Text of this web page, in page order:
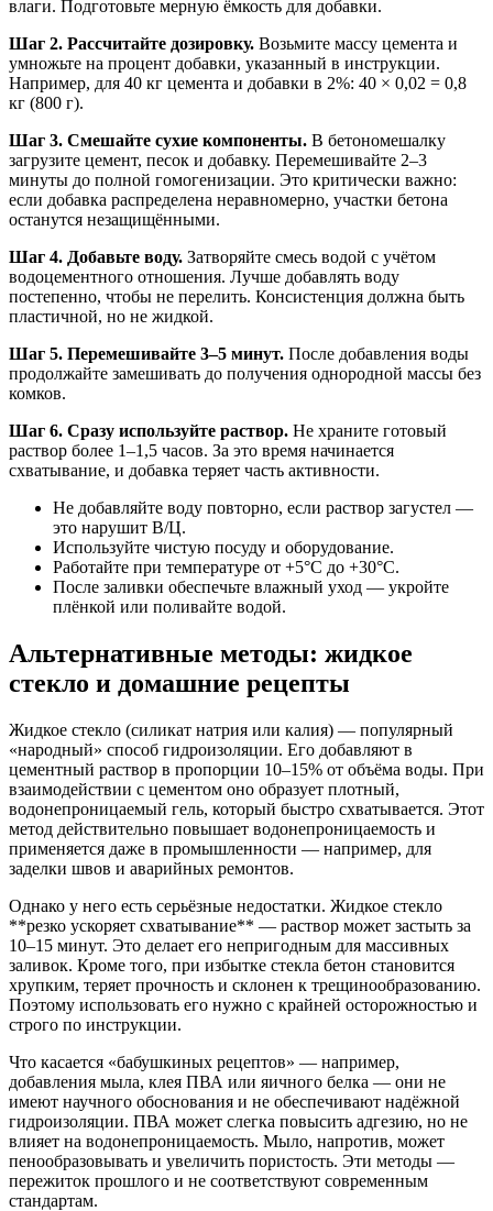
влаги. Подготовьте мерную ёмкость для добавки.
Шаг 2. Рассчитайте дозировку. Возьмите массу цемента и
умножьте на процент добавки, указанный в инструкции.
Например, для 40 кг цемента и добавки в 2%: 40 × 0,02 = 0,8
кг (800 г).
Шаг 3. Смешайте сухие компоненты. В бетономешалку
загрузите цемент, песок и добавку. Перемешивайте 2–3
минуты до полной гомогенизации. Это критически важно:
если добавка распределена неравномерно, участки бетона
останутся незащищёнными.
Шаг 4. Добавьте воду. Затворяйте смесь водой с учётом
водоцементного отношения. Лучше добавлять воду
постепенно, чтобы не перелить. Консистенция должна быть
пластичной, но не жидкой.
Шаг 5. Перемешивайте 3–5 минут. После добавления воды
продолжайте замешивать до получения однородной массы без
комков.
Шаг 6. Сразу используйте раствор. Не храните готовый
раствор более 1–1,5 часов. За это время начинается
схватывание, и добавка теряет часть активности.
Не добавляйте воду повторно, если раствор загустел —
это нарушит В/Ц.
Используйте чистую посуду и оборудование.
Работайте при температуре от +5°C до +30°C.
После заливки обеспечьте влажный уход — укройте
плёнкой или поливайте водой.
Альтернативные методы: жидкое
стекло и домашние рецепты
Жидкое стекло (силикат натрия или калия) — популярный
«народный» способ гидроизоляции. Его добавляют в
цементный раствор в пропорции 10–15% от объёма воды. При
взаимодействии с цементом оно образует плотный,
водонепроницаемый гель, который быстро схватывается. Этот
метод действительно повышает водонепроницаемость и
применяется даже в промышленности — например, для
заделки швов и аварийных ремонтов.
Однако у него есть серьёзные недостатки. Жидкое стекло
**резко ускоряет схватывание** — раствор может застыть за
10–15 минут. Это делает его непригодным для массивных
заливок. Кроме того, при избытке стекла бетон становится
хрупким, теряет прочность и склонен к трещинообразованию.
Поэтому использовать его нужно с крайней осторожностью и
строго по инструкции.
Что касается «бабушкиных рецептов» — например,
добавления мыла, клея ПВА или яичного белка — они не
имеют научного обоснования и не обеспечивают надёжной
гидроизоляции. ПВА может слегка повысить адгезию, но не
влияет на водонепроницаемость. Мыло, напротив, может
пенообразовывать и увеличить пористость. Эти методы —
пережиток прошлого и не соответствуют современным
стандартам.